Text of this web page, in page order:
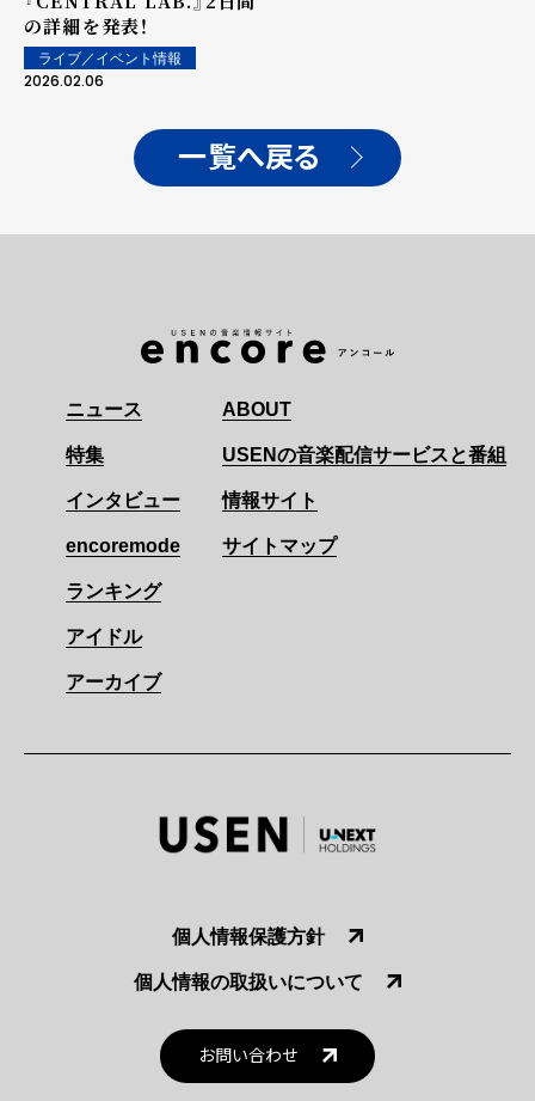
の詳細を発表！
ライブ／イベント情報
2026.02.06
一覧へ戻る
ニュース
特集
インタビュー
encoremode
ランキング
アイドル
アーカイブ
ABOUT
USENの音楽配信サービスと番組
情報サイト
サイトマップ
個人情報保護方針
個人情報の取扱いについて
お問い合わせ